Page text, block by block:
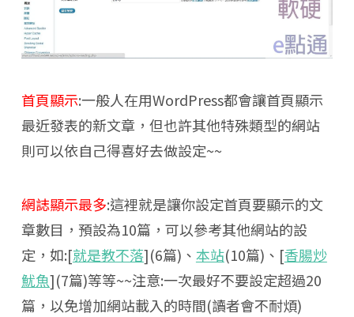
首頁顯示:一般人在用WordPress都會讓首頁顯示
最近發表的新文章，但也許其他特殊類型的網站
則可以依自己得喜好去做設定~~
網誌顯示最多:這裡就是讓你設定首頁要顯示的文
章數目，預設為10篇，可以參考其他網站的設
定，如:[就是教不落](6篇)、 本站(10篇)、[香腸炒
魷魚](7篇)等等~~注意:一次最好不要設定超過20
篇，以免增加網站載入的時間(讀者會不耐煩)